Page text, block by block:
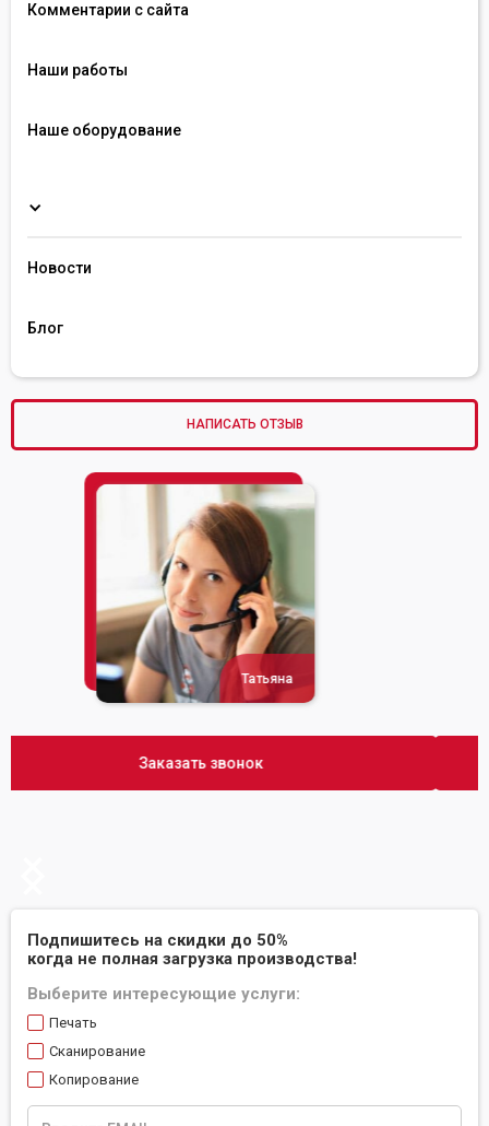
Комментарии с сайта
Наши работы
Наше оборудование
Новости
Блог
НАПИСАТЬ ОТЗЫВ
Сусана
Заказать звонок
Подпишитесь на скидки до 50%
когда не полная загрузка производства!
Выберите интересующие услуги:
Печать
Сканирование
Копирование